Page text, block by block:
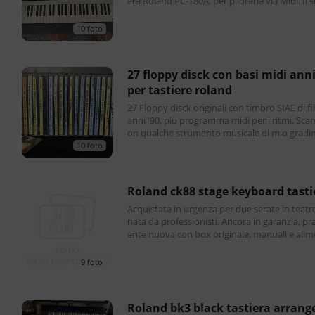
10 foto
10 foto
27 floppy disck con basi midi anni '90
per tastiere roland
27 Floppy disck originali con timbro SIAE di file midi
anni '90, più programma midi per i ritmi. Scambio c
on qualche strumento musicale di mio
9 foto
roland ck88 stage keyboard
Acquistata in urgenza per due serate in
nata da professionisti. Ancora in garanzia,
ente nuova con box originale, manuali e
roland bk3 black tastiera arranger 61